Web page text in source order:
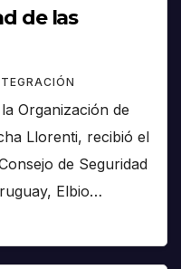
de las
Organización de
Llorenti, recibió el
de Seguridad
Elbio…